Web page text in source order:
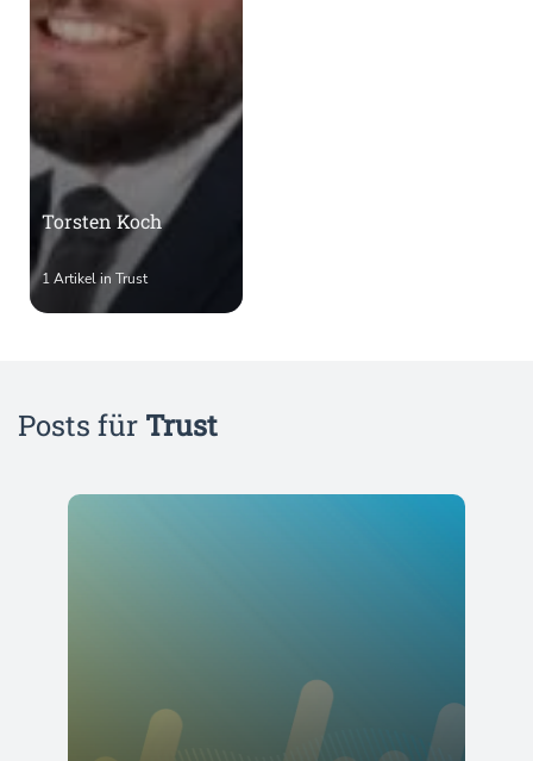
Torsten Koch
1 Artikel in Trust
Posts für Trust